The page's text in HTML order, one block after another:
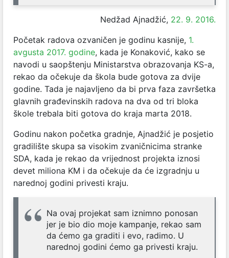
Nedžad Ajnadžić, 22. 9. 2016.
Početak radova ozvaničen je godinu kasnije, 1.
avgusta 2017. godine, kada je Konaković, kako se
navodi u saopštenju Ministarstva obrazovanja KS-a,
rekao da očekuje da škola bude gotova za dvije
godine. Tada je najavljeno da bi prva faza završetka
glavnih građevinskih radova na dva od tri bloka
škole trebala biti gotova do kraja marta 2018.
Godinu nakon početka gradnje, Ajnadžić je posjetio
gradilište skupa sa visokim zvaničnicima stranke
SDA, kada je rekao da vrijednost projekta iznosi
devet miliona KM i da očekuje da će izgradnju u
narednoj godini privesti kraju.
Na ovaj projekat sam iznimno ponosan
jer je bio dio moje kampanje, rekao sam
da ćemo ga graditi i evo, radimo. U
narednoj godini ćemo ga privesti kraju.